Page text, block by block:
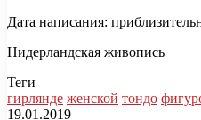
Дата написания:
Нидерландская живопись
Теги
гирлянде женской тондо
19.01.2019